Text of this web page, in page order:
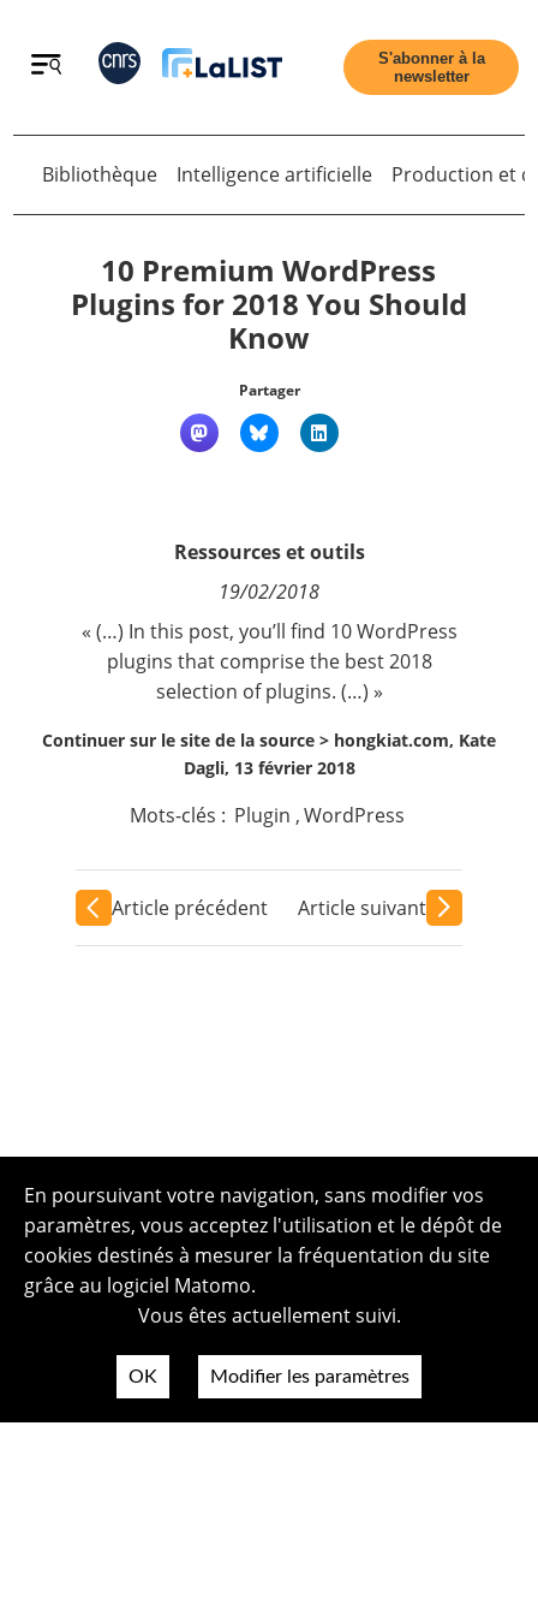
Retour
Nous suivre
S'abonner à la
newsletter
Bibliothèque
Intelligence artificielle Production et
10 Premium WordPress
Plugins for 2018 You Should
Know
Partager
Ressources et outils
19/02/2018
« (…) In this post, you’ll find 10 WordPress
plugins that comprise the best 2018
selection of plugins. (…) »
Continuer sur le site de la source > hongkiat.com, Kate
Dagli, 13 février 2018
Mots-clés : Plugin ,WordPress
Article précédent Article suivant
En poursuivant votre navigation, sans modifier vos
paramètres, vous acceptez l'utilisation et le dépôt de
cookies destinés à mesurer la fréquentation du site
grâce au logiciel Matomo.
Vous êtes actuellement suivi.
OK Modifier les paramètres